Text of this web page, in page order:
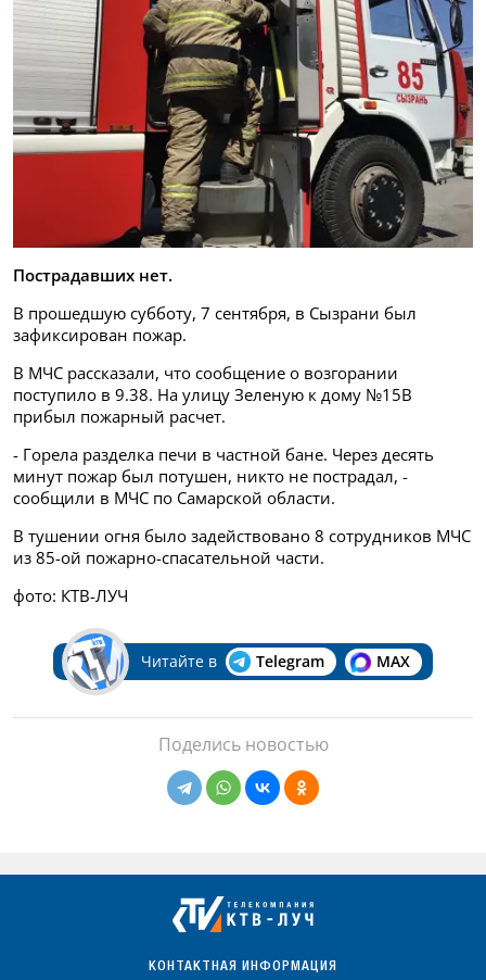
Пострадавших нет.
В прошедшую субботу, 7 сентября, в Сызрани был
зафиксирован пожар.
В МЧС рассказали, что сообщение о возгорании
поступило в 9.38. На улицу Зеленую к дому №15В
прибыл пожарный расчет.
- Горела разделка печи в частной бане. Через десять
минут пожар был потушен, никто не пострадал, -
сообщили в МЧС по Самарской области.
В тушении огня было задействовано 8 сотрудников МЧС
из 85-ой пожарно-спасательной части.
фото: КТВ-ЛУЧ
Читайте в Telegram MAX
Поделись новостью
КОНТАКТНАЯ ИНФОРМАЦИЯ